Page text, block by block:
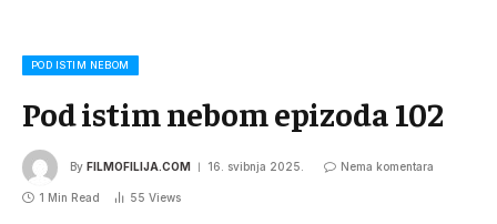
POD ISTIM NEBOM
Pod istim nebom epizoda 102
By FILMOFILIJA.COM 16. svibnja 2025. Nema komentara
1 Min Read 55 Views